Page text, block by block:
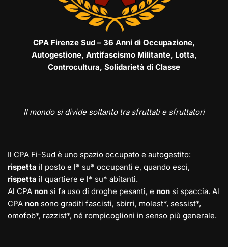
CPA Firenze Sud – 36 Anni di Occupazione,
Autogestione, Antifascismo Militante, Lotta,
Controcultura, Solidarietà di Classe
Il mondo si divide soltanto tra sfruttati e sfruttatori
Il CPA Fi-Sud è uno spazio occupato e autogestito:
rispetta il posto e l* su* occupanti e, quando esci,
rispetta il quartiere e l* su* abitanti.
Al CPA non si fa uso di droghe pesanti, e non si spaccia. Al
CPA non sono graditi fascisti, sbirri, molest*, sessist*,
omofob*, razzist*, né rompicoglioni in senso più generale.